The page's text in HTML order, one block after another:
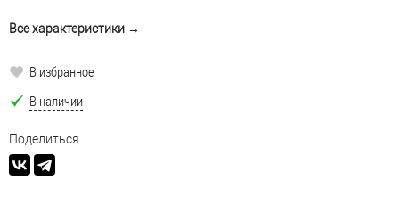
Все характеристики →
В избранное
В наличии
Поделиться